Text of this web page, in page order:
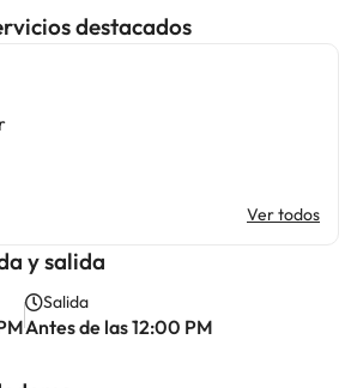
destacados
Ver todos
y salida
Salida
Antes de las 12:00 PM